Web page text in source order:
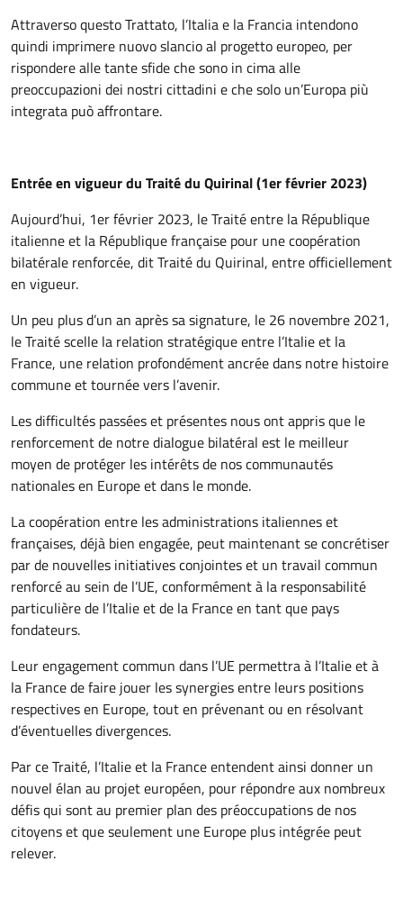
Attraverso questo Trattato, l’Italia e la Francia intendono
quindi imprimere nuovo slancio al progetto europeo, per
rispondere alle tante sfide che sono in cima alle
preoccupazioni dei nostri cittadini e che solo un’Europa più
integrata può affrontare.
Entrée en vigueur du Traité du Quirinal (1er février 2023)
Aujourd’hui, 1er février 2023, le Traité entre la République
italienne et la République française pour une coopération
bilatérale renforcée, dit Traité du Quirinal, entre officiellement
en vigueur.
Un peu plus d’un an après sa signature, le 26 novembre 2021,
le Traité scelle la relation stratégique entre l’Italie et la
France, une relation profondément ancrée dans notre histoire
commune et tournée vers l’avenir.
Les difficultés passées et présentes nous ont appris que le
renforcement de notre dialogue bilatéral est le meilleur
moyen de protéger les intérêts de nos communautés
nationales en Europe et dans le monde.
La coopération entre les administrations italiennes et
françaises, déjà bien engagée, peut maintenant se concrétiser
par de nouvelles initiatives conjointes et un travail commun
renforcé au sein de l’UE, conformément à la responsabilité
particulière de l’Italie et de la France en tant que pays
fondateurs.
Leur engagement commun dans l’UE permettra à l’Italie et à
la France de faire jouer les synergies entre leurs positions
respectives en Europe, tout en prévenant ou en résolvant
d’éventuelles divergences.
Par ce Traité, l’Italie et la France entendent ainsi donner un
nouvel élan au projet européen, pour répondre aux nombreux
défis qui sont au premier plan des préoccupations de nos
citoyens et que seulement une Europe plus intégrée peut
relever.